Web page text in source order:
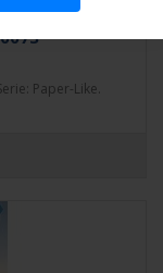
Paper-Like.